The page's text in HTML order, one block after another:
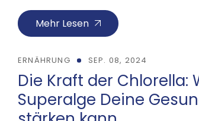
Mehr Lesen
ERNÄHRUNG SEP. 08, 2024
Die Kraft der Chlorella:
Superalge Deine